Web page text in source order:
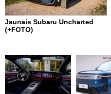
Jaunais Subaru Uncharted
(+FOTO)